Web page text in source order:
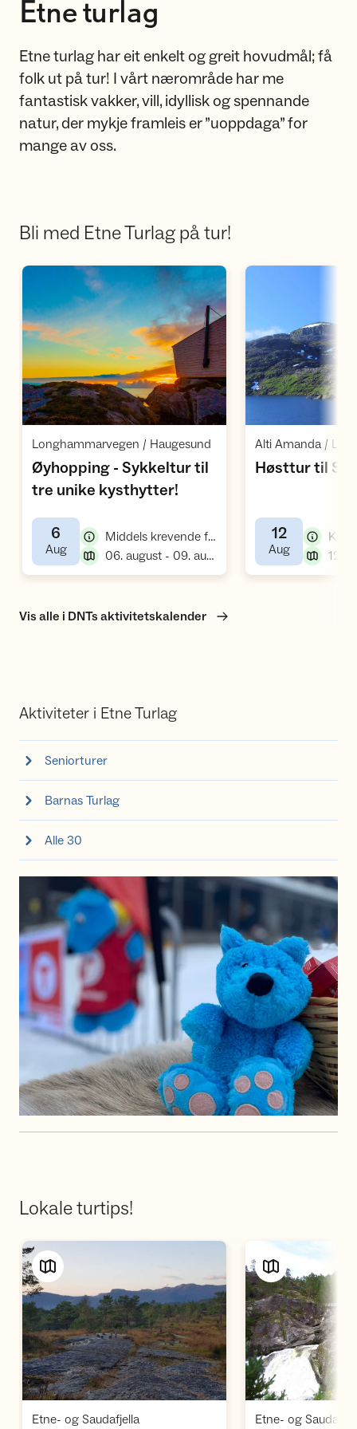
Etne turlag
Etne turlag har eit enkelt og greit hovudmål; få
folk ut på tur! I vårt nærområde har me
fantastisk vakker, vill, idyllisk og spennande
natur, der mykje framleis er ”uoppdaga” for
mange av oss.
Bli med Etne Turlag på tur!
Åpne aktivitet
Longhammarvegen / Haugesund
Øyhopping - Sykkeltur til
tre unike kysthytter!
6
Aug,
Middels krevende fellestur, sykkeltur
06. august - 09. august
Høsttur til
12
Aug,
Vis alle i DNTs aktivitetskalender
Aktiviteter i Etne Turlag
Seniorturer
Barnas Turlag
Alle 30
Lokale turtips!
Vis turforslag
Etne- og Saudafjella,
Etne- og